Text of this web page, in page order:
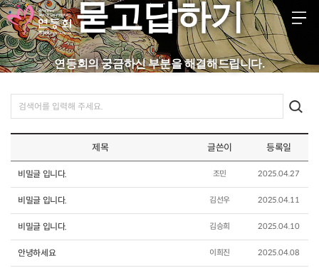
KR EN JP CH FR GER SPA
정보
답하기
실
묻고답하기
연등회의 궁금하신 부분을 해결해드립니다.
제목 글쓴이 등록일
비밀글 입니다. 조민 2025.04.27
비밀글 입니다. 김선우 2025.04.11
비밀글 입니다. 김승희 2025.04.10
안녕하세요 이희진 2025.04.08